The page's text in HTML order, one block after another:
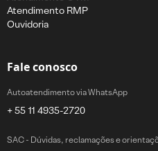
Atendimento RMP
Ouvidoria
Fale conosco
Autoatendimento via WhatsApp
+ 55 11 4935-2720
SAC - Dúvidas, reclamações e